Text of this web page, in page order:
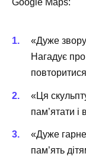
Google Maps:
«Дуже
Нагадує про
«Ця
пам’ятати
«Дуже
пам’ять